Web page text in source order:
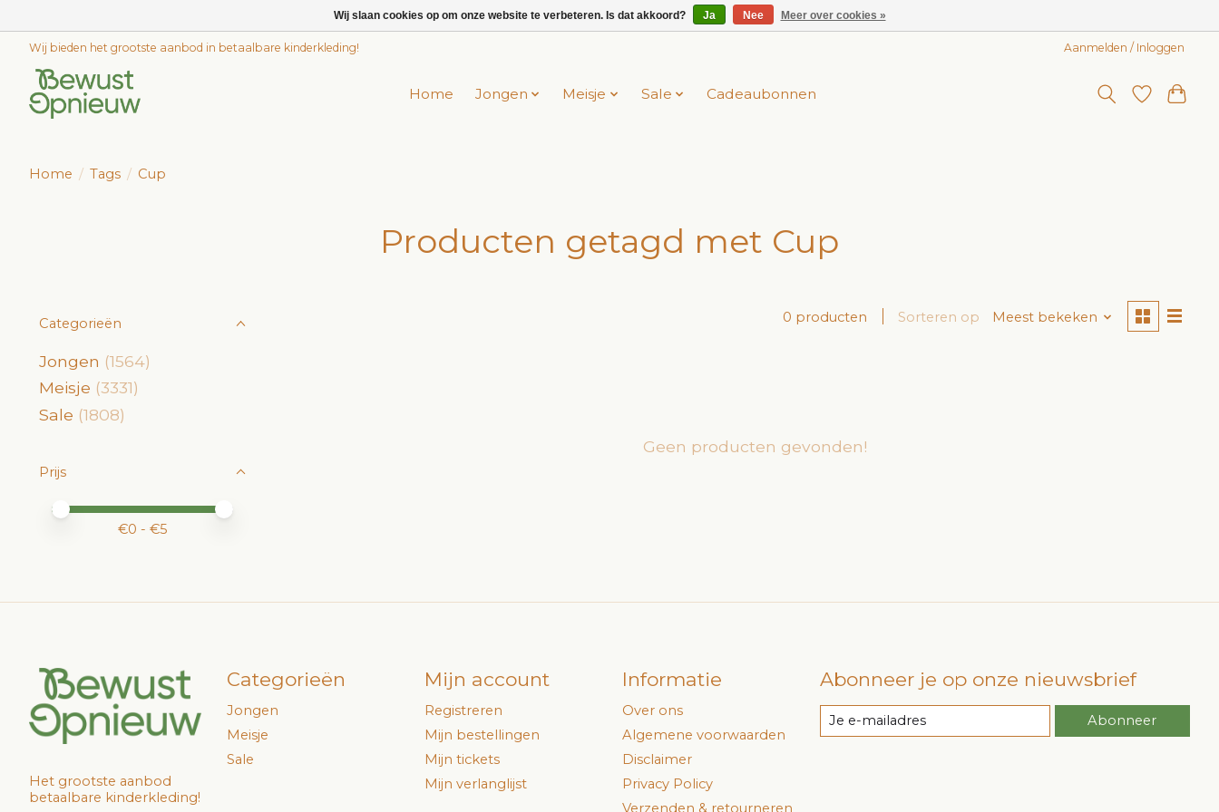
Wij bieden het grootste aanbod in betaalbare kinderkleding! Aanmelden / Inloggen
Home Jongen Meisje Sale Cadeaubonnen
Home / Tags / Cup
Producten getagd met Cup
Categorieën
Jongen (1564)
Meisje (3331)
Sale (1808)
Prijs
Minimale prijswaarde
Price maximum value
€0 - €5
0 producten Sorteren op Meest bekeken
Geen producten gevonden!
Het grootste aanbod
betaalbare kinderkleding!
Categorieën
Jongen
Meisje
Sale
Mijn account
Registreren
Mijn bestellingen
Mijn tickets
Mijn verlanglijst
Informatie
Over ons
Algemene voorwaarden
Disclaimer
Privacy Policy
Abonneer je op onze nieuwsbrief
Abonneer
Wij slaan cookies op om onze website te verbeteren. Is dat akkoord? Ja Nee Meer over cookies »